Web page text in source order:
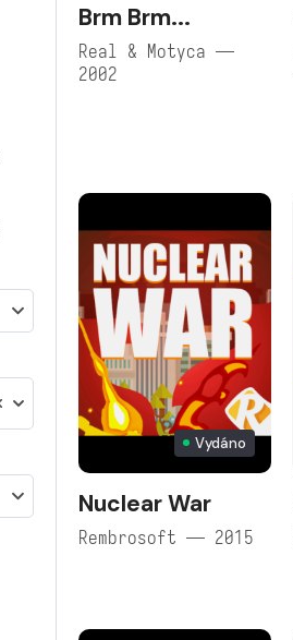
Brm Brm...
Real & Motyca —
2002
Vydáno
Nuclear War
Rembrosoft — 2015